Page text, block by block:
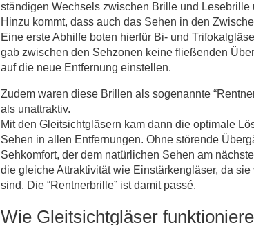
ständigen Wechsels zwischen Brille und
Hinzu kommt, dass auch das Sehen in den
Eine erste Abhilfe boten hierfür Bi- und
gab zwischen den Sehzonen keine fließenden
auf die neue Entfernung einstellen.
Zudem waren diese Brillen als sogenannte
als unattraktiv.
Mit den Gleitsichtgläsern kam dann die optimale
Sehen in allen Entfernungen. Ohne störende
Sehkomfort, der dem natürlichen Sehen am
die gleiche Attraktivität wie Einstärkengläser, da
sind. Die “Rentnerbrille” ist damit passé.
Wie Gleitsichtgläser